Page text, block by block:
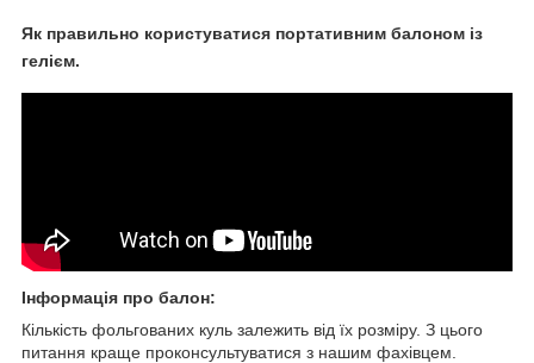
Як правильно користуватися портативним балоном із
гелієм.
Інформація про балон:
Кількість фольгованих куль залежить від їх розміру. З цього
питання краще проконсультуватися з нашим фахівцем.